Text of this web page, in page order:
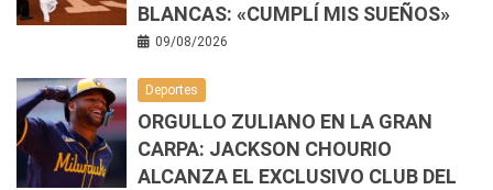
BLANCAS: «CUMPLÍ MIS SUEÑOS»
09/08/2026
Deportes
ORGULLO ZULIANO EN LA GRAN
CARPA: JACKSON CHOURIO
ALCANZA EL EXCLUSIVO CLUB DEL